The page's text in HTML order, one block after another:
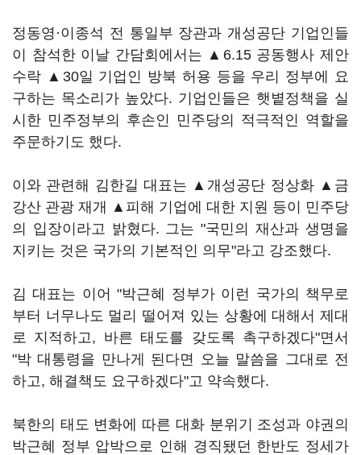
정동영·이종석 전 통일부 장관과 개성공단 기업인들
이 참석한 이날 간담회에서는 ▲6.15 공동행사 제안
수락 ▲30일 기업인 방북 허용 등을 우리 정부에 요
구하는 목소리가 높았다. 기업인들은 햇볕정책을 실
시한 민주정부의 후손인 민주당의 적극적인 역할을
주문하기도 했다.
이와 관련해 김한길 대표는 ▲개성공단 정상화 ▲금
강산 관광 재개 ▲피해 기업에 대한 지원 등이 민주당
의 입장이라고 밝혔다. 그는 "국민의 재산과 생명을
지키는 것은 국가의 기본적인 의무"라고 강조했다.
김 대표는 이어 "박근혜 정부가 이런 국가의 책무로
부터 너무나도 멀리 떨어져 있는 상황에 대해서 제대
로 지적하고, 바른 태도를 갖도록 촉구하겠다"면서
"박 대통령을 만나게 된다면 오늘 말씀을 그대로 전
하고, 해결책도 요구하겠다"고 약속했다.
북한의 태도 변화에 따른 대화 분위기 조성과 야권의
박근혜 정부 압박으로 인해 경직됐던 한반도 정세가